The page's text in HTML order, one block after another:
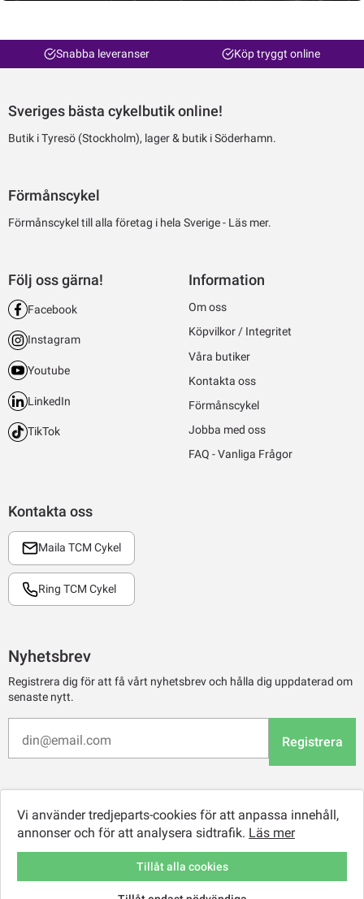
Snabba leveranser Köp tryggt online
Sveriges bästa cykelbutik online!
Butik i Tyresö (Stockholm), lager & butik i Söderhamn.
Förmånscykel
Förmånscykel till alla företag i hela Sverige - Läs mer.
Kontakta oss
Maila TCM Cykel
Ring TCM Cykel
Följ oss gärna!
Facebook
Instagram
Youtube
LinkedIn
TikTok
Information
Om oss
Köpvilkor / Integritet
Våra butiker
Kontakta oss
Förmånscykel
Jobba med oss
FAQ - Vanliga Frågor
Nyhetsbrev
Registrera dig för att få vårt nyhetsbrev och hålla dig uppdaterad om
senaste nytt.
Registrera
Vi använder tredjeparts-cookies för att anpassa innehåll,
annonser och för att analysera sidtrafik. Läs mer
Tillåt alla cookies